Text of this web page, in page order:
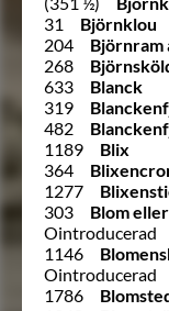
31
Björnklou
204
Björnram
268
633
Blanck
319
482
1189
Blix
364
1277
303
Blom
Ointroducerad
1146
Ointroducerad
1786